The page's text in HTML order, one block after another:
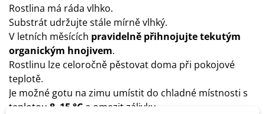
Rostlina má ráda vlhko.
Substrát udržujte stále mírně vlhký.
V letních měsících pravidelně přihnojujte tekutým
organickým hnojivem.
Rostlinu lze celoročně pěstovat doma při pokojové
teplotě.
Je možné gotu na zimu umístit do chladné místnosti s
teplotou 8–15 °C a omezit zálivku.